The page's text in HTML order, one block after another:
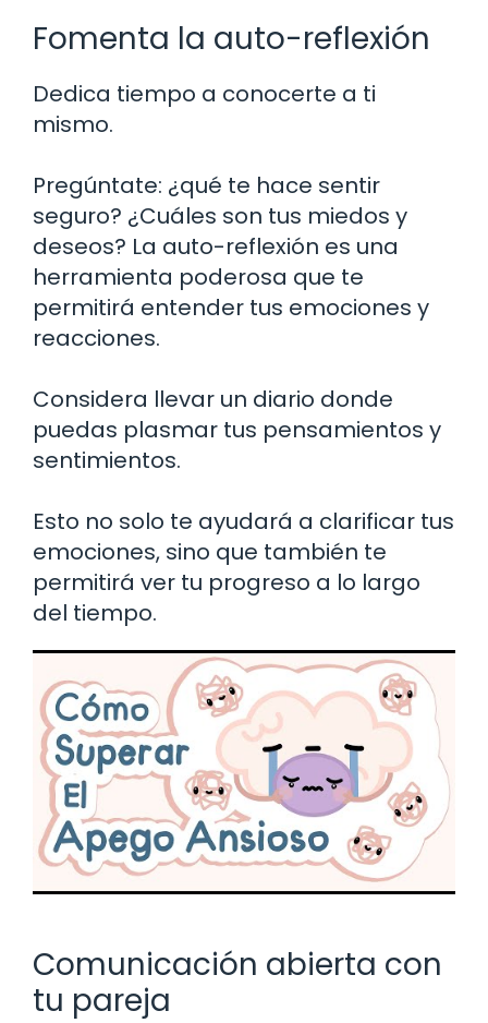
Fomenta la auto-reflexión
Dedica tiempo a conocerte a ti
mismo.
Pregúntate: ¿qué te hace sentir
seguro? ¿Cuáles son tus miedos y
deseos? La auto-reflexión es una
herramienta poderosa que te
permitirá entender tus emociones y
reacciones.
Considera llevar un diario donde
puedas plasmar tus pensamientos y
sentimientos.
Esto no solo te ayudará a clarificar tus
emociones, sino que también te
permitirá ver tu progreso a lo largo
del tiempo.
Comunicación abierta con
tu pareja